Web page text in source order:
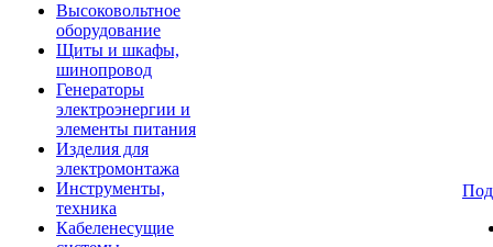
Высоковольтное
оборудование
Щиты и шкафы,
шинопровод
Генераторы
электроэнергии и
элементы питания
Изделия для
электромонтажа
Инструменты,
техника
Кабеленесущие